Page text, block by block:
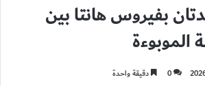
بفيروس هانتا بين
الموبوءة
0 دقيقة واحدة